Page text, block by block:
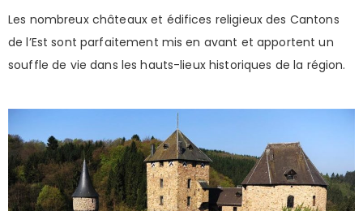
Les nombreux châteaux et édifices religieux des Cantons
de l’Est sont parfaitement mis en avant et apportent un
souffle de vie dans les hauts-lieux historiques de la région.